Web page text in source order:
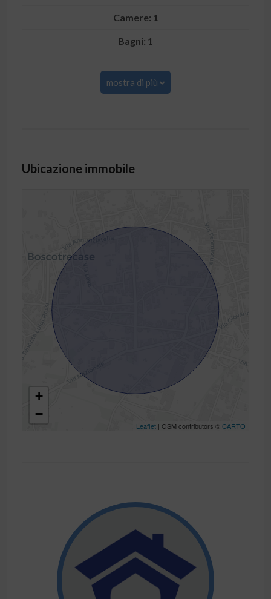
Camere: 1
Bagni: 1
mostra di più
Ubicazione immobile
+
−
Leaflet| OSM contributors ©CARTO